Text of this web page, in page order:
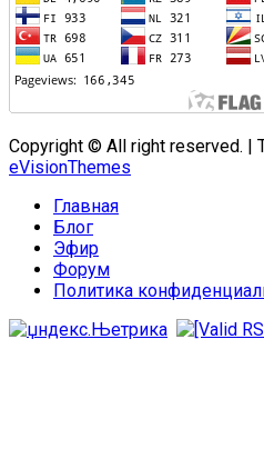
Copyright © All right reserved. |
eVisionThemes
Главная
Блог
Эфир
Форум
Политика